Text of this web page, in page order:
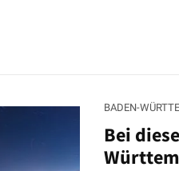
BADEN-
Bei